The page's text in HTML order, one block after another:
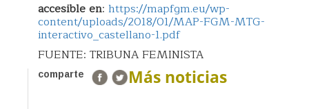
accesible en: https://mapfgm.eu/wp-
content/uploads/2018/01/MAP-FGM-MTG-
interactivo_castellano-1.pdf
FUENTE: TRIBUNA FEMINISTA
comparte Más noticias